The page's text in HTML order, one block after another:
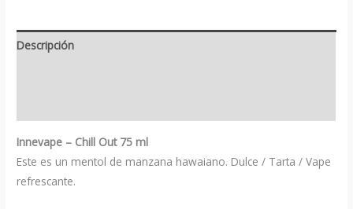
Descripción
Innevape – Chill Out 75 ml
Este es un mentol de manzana hawaiano. Dulce / Tarta / Vape
refrescante.